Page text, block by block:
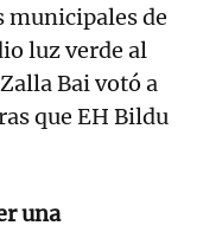
municipales de
luz verde al
Bai votó a
que EH Bildu
una